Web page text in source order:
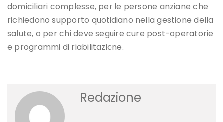
domiciliari complesse, per le persone anziane che
richiedono supporto quotidiano nella gestione della
salute, o per chi deve seguire cure post-operatorie
e programmi di riabilitazione.
Redazione